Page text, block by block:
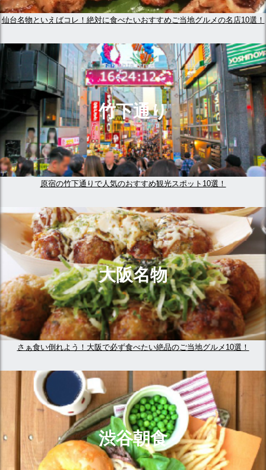
仙台名物といえばコレ！絶対に食べたいおすすめご当地グルメの名店10選！
竹下通り
原宿の竹下通りで人気のおすすめ観光スポット10選！
大阪名物
さぁ食い倒れよう！大阪で必ず食べたい絶品のご当地グルメ10選！
渋谷朝食